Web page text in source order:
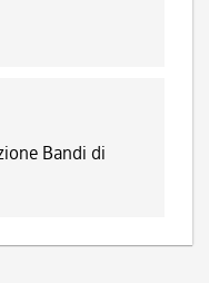
Bandi di